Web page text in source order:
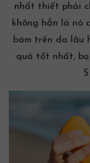
nhất thiết phải
không hẳn là nó
bám trên da lâu
quả tốt nhất,